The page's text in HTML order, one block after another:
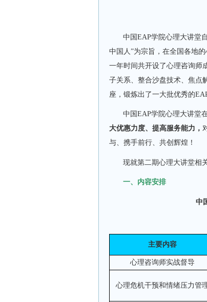
中国EAP学院心理大讲堂自
中国人”为宗旨，在全国各地的
一年时间共开设了心理咨询师
子关系、整合沙盘技术、焦点
座，锻炼出了一大批优秀的
中国EAP学院心理大讲堂
大优惠力度、提高服务能力，
与、携手前行、共创辉煌！
现就第二期心理大讲堂相
一、内容安排
中
主要内容
心理咨询师实战督导
心理危机干预和情绪压力管